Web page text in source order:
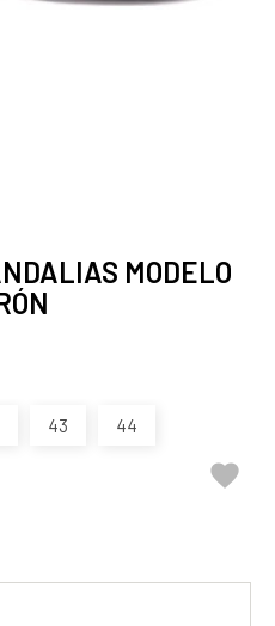
MODELO
43 44
